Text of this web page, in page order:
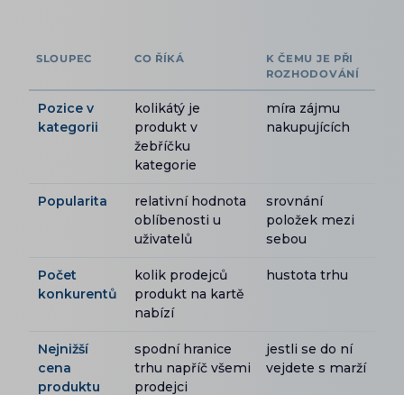
SLOUPEC CO ŘÍKÁ
K ČEMU JE PŘI
ROZHODOVÁNÍ
Pozice v
kategorii
kolikátý je
produkt v
žebříčku
kategorie
míra zájmu
nakupujících
Popularita
relativní hodnota
oblíbenosti u
uživatelů
srovnání
položek mezi
sebou
Počet
konkurentů
kolik prodejců
produkt na kartě
nabízí
hustota trhu
Nejnižší
cena
produktu
spodní hranice
trhu napříč všemi
prodejci
jestli se do ní
vejdete s marží